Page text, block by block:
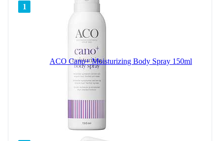
1
ACO Cano+ Moisturizing Body Spray 150ml